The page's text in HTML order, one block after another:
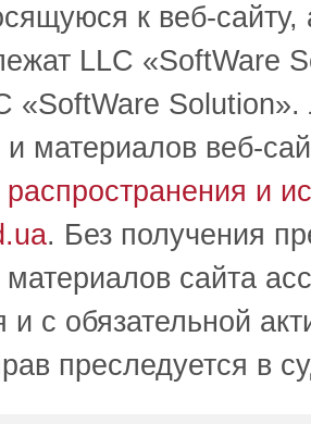
к веб-
LLC
Solution».
материалов веб-
и
. Без получения
материалов сайта
и с обязательной
преследуется в